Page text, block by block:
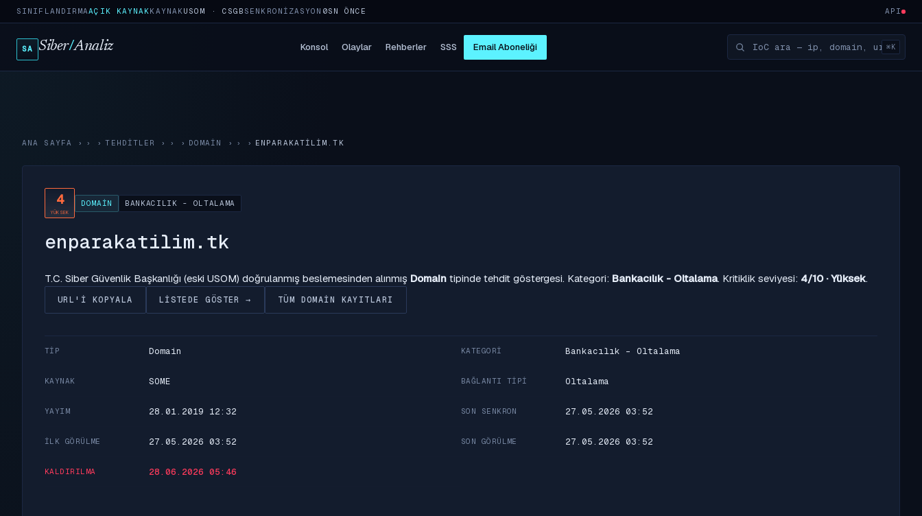
SINIFLANDIRMAAÇIK KAYNAKKAYNAKUSOM · CSGB SENKRONIZASYON 5SN ÖNCE API
SA Siber/Analiz Konsol Olaylar Rehberler SSS Email Aboneliği ⌘K
ANA SAYFA › TEHDITLER › DOMAIN › ENPARAKATILIM.TK
4
YÜKSEK
DOMAIN BANKACILIK - OLTALAMA
enparakatilim.tk
T.C. Siber Güvenlik Başkanlığı (eski USOM) doğrulanmış beslemesinden alınmış Domain tipinde tehdit göstergesi. Kategori: Bankacılık - Oltalama. Kritiklik seviyesi: 4/10 · Yüksek.
URL'I KOPYALA LISTEDE GÖSTER → TÜM DOMAIN KAYITLARI
TIP Domain KATEGORI Bankacılık - Oltalama
KAYNAK SOME BAĞLANTI TIPI Oltalama
YAYIM 28.01.2019 12:32 SON SENKRON 27.05.2026 03:52
İLK GÖRÜLME 27.05.2026 03:52 SON GÖRÜLME 27.05.2026 03:52
KALDIRILMA 28.06.2026 05:46